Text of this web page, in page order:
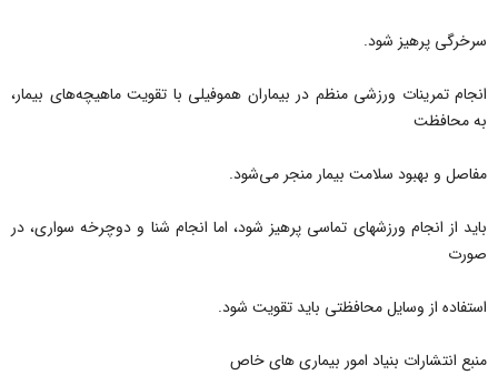
سرخرگی پرهیز شود.
انجام تمرینات ورزشی منظم در بیماران هموفیلی با تقویت ماهیچه‌های بیمار،
به محافظت
مفاصل و بهبود سلامت بیمار منجر می‌شود.
باید از انجام ورزشهای تماسی پرهیز شود، اما انجام شنا و دوچرخه سواری، در
صورت
استفاده از وسایل محافظتی باید تقویت شود.
منبع انتشارات بنیاد امور بیماری های خاص